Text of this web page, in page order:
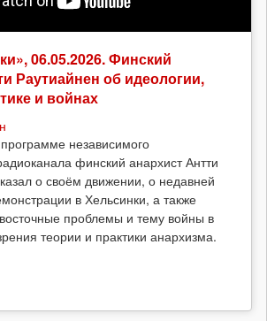
06.05.2026. Финский
Раутиайнен об идеологии,
и войнах
независимого
финский анархист Антти
о своём движении, о недавней
в Хельсинки, а также
проблемы и тему войны в
теории и практики анархизма.